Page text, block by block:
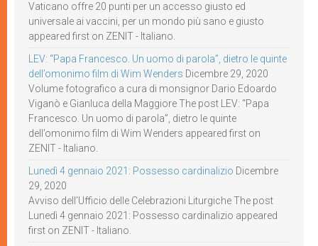
Vaticano offre 20 punti per un accesso giusto ed
universale ai vaccini, per un mondo più sano e giusto
appeared first on ZENIT - Italiano.
LEV: “Papa Francesco. Un uomo di parola”, dietro le quinte
dell’omonimo film di Wim Wenders Dicembre 29, 2020
Volume fotografico a cura di monsignor Dario Edoardo
Viganò e Gianluca della Maggiore The post LEV: “Papa
Francesco. Un uomo di parola”, dietro le quinte
dell’omonimo film di Wim Wenders appeared first on
ZENIT - Italiano.
Lunedì 4 gennaio 2021: Possesso cardinalizio Dicembre
29, 2020
Avviso dell’Ufficio delle Celebrazioni Liturgiche The post
Lunedì 4 gennaio 2021: Possesso cardinalizio appeared
first on ZENIT - Italiano.